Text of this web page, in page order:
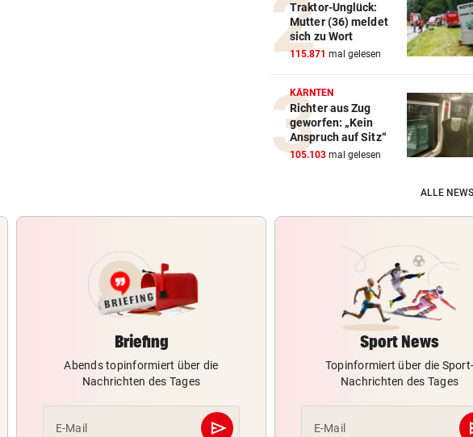
Traktor-Unglück:
Mutter (36) meldet
sich zu Wort
115.871 mal gelesen
KÄRNTEN
Richter aus Zug
geworfen: „Kein
Anspruch auf Sitz“
105.103 mal gelesen
ALLE
Briefing
Abends topinformiert über die
Nachrichten des Tages
E-Mail send
Abschicken
Sport News
Topinformiert über die Sport-
Nachrichten des Tages
E-Mail